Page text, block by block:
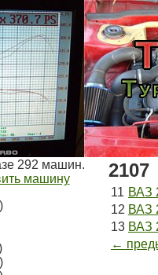
292 машин.
машину
2107
11 ВАЗ
12 ВАЗ
13 ВАЗ
←